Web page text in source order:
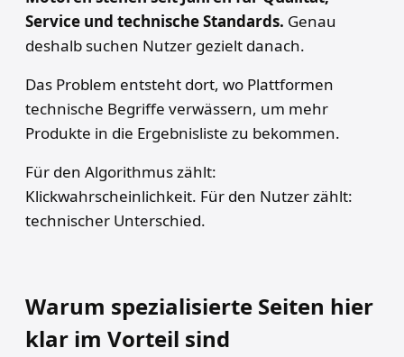
Service und technische Standards. Genau
deshalb suchen Nutzer gezielt danach.
Das Problem entsteht dort, wo Plattformen
technische Begriffe verwässern, um mehr
Produkte in die Ergebnisliste zu bekommen.
Für den Algorithmus zählt:
Klickwahrscheinlichkeit. Für den Nutzer zählt:
technischer Unterschied.
Warum spezialisierte Seiten hier
klar im Vorteil sind